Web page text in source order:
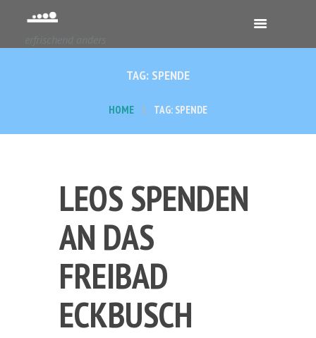
TAG: SPENDE
HOME TAG: SPENDE
LEOS SPENDEN
AN DAS
FREIBAD
ECKBUSCH